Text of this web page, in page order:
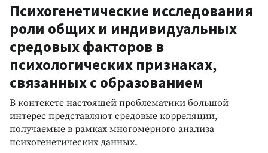
Психогенетические исследования
роли общих и индивидуальных
средовых факторов в
психологических признаках,
связанных с образованием
В контексте настоящей проблематики большой
интерес представляют средовые корреляции,
получаемые в рамках многомерного анализа
психогенетических данных.